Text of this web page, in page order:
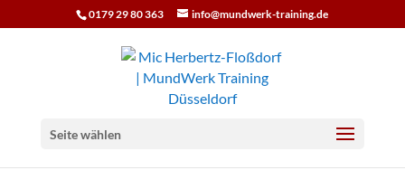
0179 29 80 363 info@mundwerk-training.de
Seite wählen